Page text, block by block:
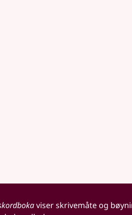
viser skrivemåte og